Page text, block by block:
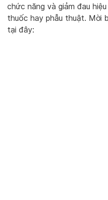
chức năng và giảm đau
thuốc hay phẫu thuật. Mời
tại đây: